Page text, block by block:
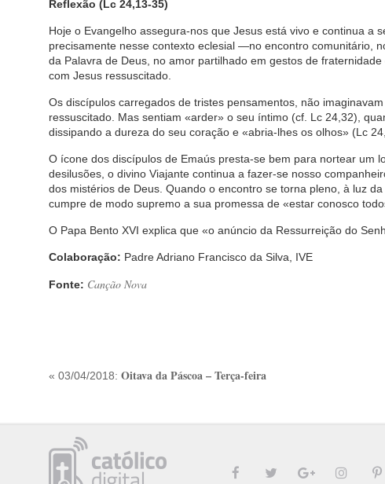
Reflexão (Lc 24,13-35)
Hoje o Evangelho assegura-nos que Jesus está vivo e continua a
precisamente nesse contexto eclesial —no encontro comunitário,
da Palavra de Deus, no amor partilhado em gestos de
com Jesus ressuscitado.
Os discípulos carregados de tristes pensamentos, não
ressuscitado. Mas sentiam «arder» o seu íntimo (cf. Lc 24,32),
dissipando a dureza do seu coração e «abria-lhes os olhos» (Lc
O ícone dos discípulos de Emaús presta-se bem para nortear um
desilusões, o divino Viajante continua a fazer-se nosso
dos mistérios de Deus. Quando o encontro se torna pleno, à luz
cumpre de modo supremo a sua promessa de «estar conosco
O Papa Bento XVI explica que «o anúncio da Ressurreição do
Colaboração: Padre Adriano Francisco da Silva, IVE
Fonte: Canção Nova
« 03/04/2018: Oitava da Páscoa – Terça-feira